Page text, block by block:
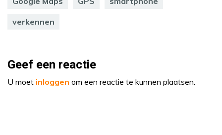
verkennen
Geef een reactie
U moet inloggen om een reactie te kunnen plaatsen.